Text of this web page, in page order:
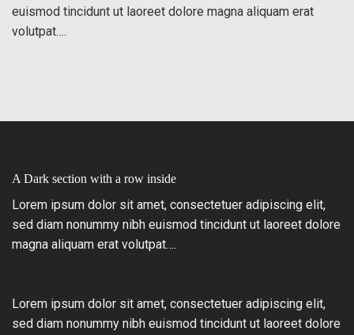
euismod tincidunt ut laoreet dolore magna aliquam erat
volutpat….
A Dark section with a row inside
Lorem ipsum dolor sit amet, consectetuer adipiscing elit,
sed diam nonummy nibh euismod tincidunt ut laoreet dolore
magna aliquam erat volutpat….
Lorem ipsum dolor sit amet, consectetuer adipiscing elit,
sed diam nonummy nibh euismod tincidunt ut laoreet dolore